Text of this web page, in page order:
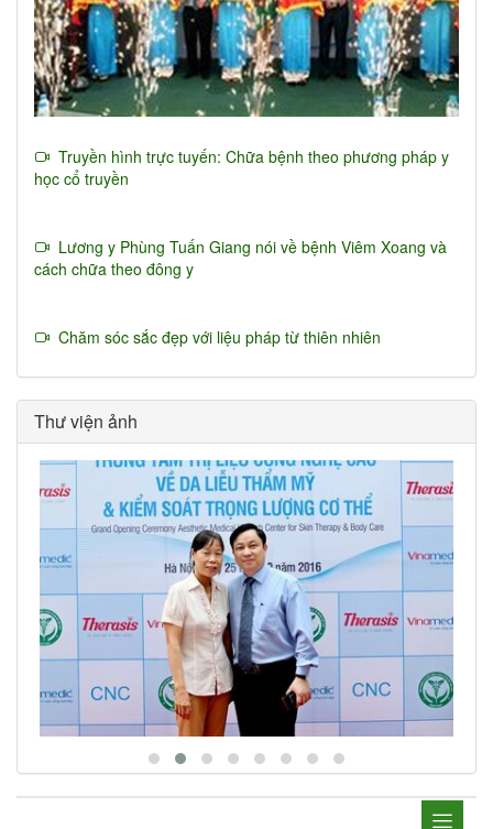
Truyền hình trực tuyến: Chữa bệnh theo phương pháp y
học cổ truyền
Lương y Phùng Tuấn Giang nói về bệnh Viêm Xoang và
cách chữa theo đông y
Chăm sóc sắc đẹp với liệu pháp từ thiên nhiên
Thư viện ảnh